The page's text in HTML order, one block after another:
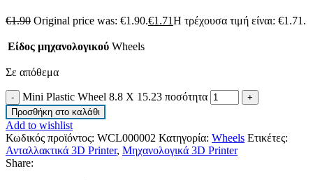
€1.90 Original price was: €1.90.€1.71Η τρέχουσα τιμή είναι: €1.71.
Είδος μηχανολογικού Wheels
Σε απόθεμα
Mini Plastic Wheel 8.8 X 15.23 ποσότητα
Προσθήκη στο καλάθι
Add to wishlist
Κωδικός προϊόντος: WCL000002 Κατηγορία: Wheels Ετικέτες:
Ανταλλακτικά 3D Printer, Μηχανολογικά 3D Printer
Share: